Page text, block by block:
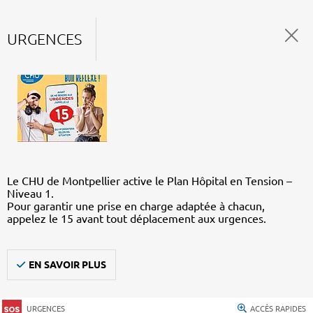
URGENCES
Le CHU de Montpellier active le Plan Hôpital en Tension –
Niveau 1.
Pour garantir une prise en charge adaptée à chacun,
appelez le 15 avant tout déplacement aux urgences.
EN SAVOIR PLUS
URGENCES ACCÈS RAPIDES